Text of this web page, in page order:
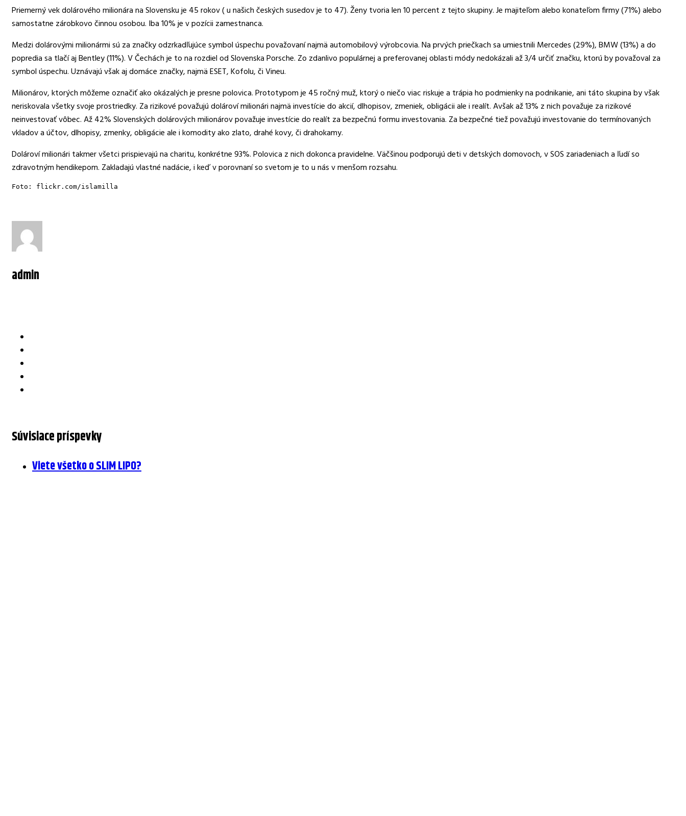
Priemerný vek dolárového milionára na Slovensku je 45 rokov ( u našich českých susedov je to 47). Ženy tvoria len 10 percent z tejto skupiny. Je majiteľom alebo konateľom firmy (71%) alebo
samostatne zárobkovo činnou osobou. Iba 10% je v pozícii zamestnanca.
Medzi dolárovými milionármi sú za značky odzrkadľujúce symbol úspechu považovaní najmä automobilový výrobcovia. Na prvých priečkach sa umiestnili Mercedes (29%), BMW (13%) a do
popredia sa tlačí aj Bentley (11%). V Čechách je to na rozdiel od Slovenska Porsche. Zo zdanlivo populárnej a preferovanej oblasti módy nedokázali až 3/4 určiť značku, ktorú by považoval za
symbol úspechu. Uznávajú však aj domáce značky, najmä ESET, Kofolu, či Vineu.
Milionárov, ktorých môžeme označiť ako okázalých je presne polovica. Prototypom je 45 ročný muž, ktorý o niečo viac riskuje a trápia ho podmienky na podnikanie, ani táto skupina by však
neriskovala všetky svoje prostriedky. Za rizikové považujú dolároví milionári najmä investície do akcií, dlhopisov, zmeniek, obligácii ale i realít. Avšak až 13% z nich považuje za rizikové
neinvestovať vôbec. Až 42% Slovenských dolárových milionárov považuje investície do realít za bezpečnú formu investovania. Za bezpečné tiež považujú investovanie do termínovaných
vkladov a účtov, dlhopisy, zmenky, obligácie ale i komodity ako zlato, drahé kovy, či drahokamy.
Dolároví milionári takmer všetci prispievajú na charitu, konkrétne 93%. Polovica z nich dokonca pravidelne. Väčšinou podporujú deti v detských domovoch, v SOS zariadeniach a ľudí so
zdravotným hendikepom. Zakladajú vlastné nadácie, i keď v porovnaní so svetom je to u nás v menšom rozsahu.
Foto: flickr.com/islamilla
admin
Súvisiace príspevky
Viete všetko o SLIM LIPO?